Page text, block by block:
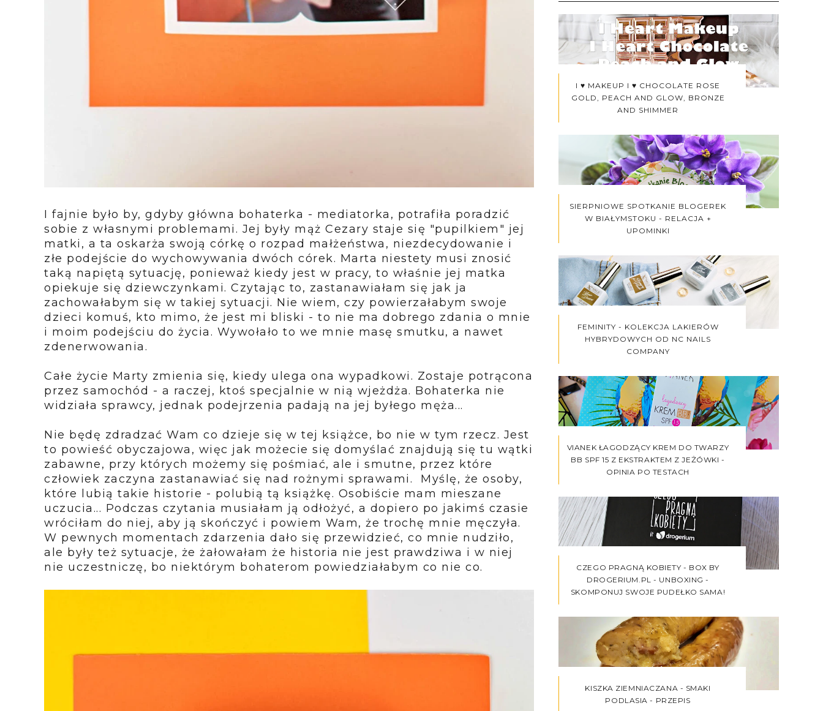
I fajnie było by, gdyby główna bohaterka - mediatorka, potrafiła poradzić
sobie z własnymi problemami. Jej były mąż Cezary staje się "pupilkiem" jej
matki, a ta oskarża swoją córkę o rozpad małżeństwa, niezdecydowanie i
złe podejście do wychowywania dwóch córek. Marta niestety musi znosić
taką napiętą sytuację, ponieważ kiedy jest w pracy, to właśnie jej matka
opiekuje się dziewczynkami. Czytając to, zastanawiałam się jak ja
zachowałabym się w takiej sytuacji. Nie wiem, czy powierzałabym swoje
dzieci komuś, kto mimo, że jest mi bliski - to nie ma dobrego zdania o mnie
i moim podejściu do życia. Wywołało to we mnie masę smutku, a nawet
zdenerwowania.
Całe życie Marty zmienia się, kiedy ulega ona wypadkowi. Zostaje potrącona
przez samochód - a raczej, ktoś specjalnie w nią wjeżdża. Bohaterka nie
widziała sprawcy, jednak podejrzenia padają na jej byłego męża...
Nie będę zdradzać Wam co dzieje się w tej książce, bo nie w tym rzecz. Jest
to powieść obyczajowa, więc jak możecie się domyślać znajdują się tu wątki
zabawne, przy których możemy się pośmiać, ale i smutne, przez które
człowiek zaczyna zastanawiać się nad rożnymi sprawami. Myślę, że osoby,
które lubią takie historie - polubią tą książkę. Osobiście mam mieszane
uczucia... Podczas czytania musiałam ją odłożyć, a dopiero po jakimś czasie
wróciłam do niej, aby ją skończyć i powiem Wam, że trochę mnie męczyła.
W pewnych momentach zdarzenia dało się przewidzieć, co mnie nudziło,
ale były też sytuacje, że żałowałam że historia nie jest prawdziwa i w niej
nie uczestniczę, bo niektórym bohaterom powiedziałabym co nie co.
I ♥ MAKEUP I ♥ CHOCOLATE ROSE
GOLD, PEACH AND GLOW, BRONZE
AND SHIMMER
SIERPNIOWE SPOTKANIE BLOGEREK
W BIAŁYMSTOKU - RELACJA +
UPOMINKI
FEMINITY - KOLEKCJA LAKIERÓW
HYBRYDOWYCH OD NC NAILS
COMPANY
VIANEK ŁAGODZĄCY KREM DO TWARZY
BB SPF 15 Z EKSTRAKTEM Z JEŻÓWKI -
OPINIA PO TESTACH
CZEGO PRAGNĄ KOBIETY - BOX BY
DROGERIUM.PL - UNBOXING -
SKOMPONUJ SWOJE PUDEŁKO SAMA!
KISZKA ZIEMNIACZANA - SMAKI
PODLASIA - PRZEPIS